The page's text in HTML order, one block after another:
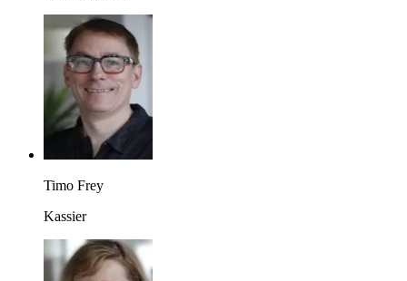
Timo Frey
Kassier